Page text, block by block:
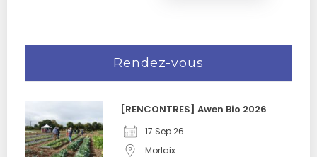
Rendez-vous
[RENCONTRES] Awen Bio 2026
17 Sep 26
Morlaix